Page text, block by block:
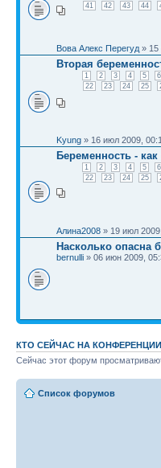
41
42 43 44
Вова Алекс Перегуд » 15
Вторая
1 2 3 4 5 6
22
23 24 25
Kyung » 16 июл 2009,
Беременность -
1 2 3 4 5 6
22
23 24 25
Алина2008 » 19 июл
Насколько опасна
bernulli » 06 июн 2009,
КТО СЕЙЧАС НА КОНФЕРЕНЦИИ
Сейчас этот форум
Список форумов